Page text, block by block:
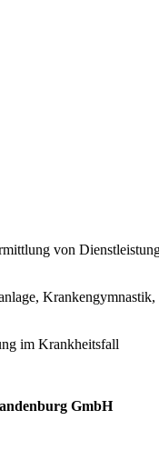
von
im Krankheitsfall
GmbH